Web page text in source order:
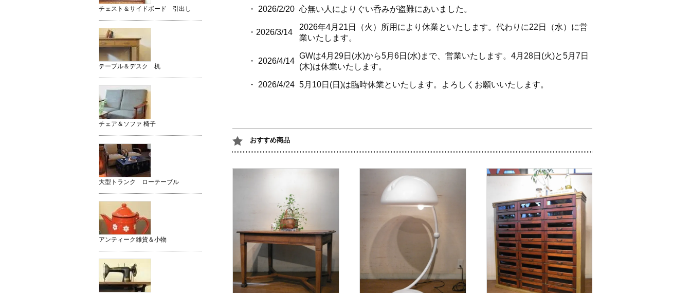
・ 2026/2/20 心無い人によりぐい呑みが盗難にあいました。
・2026/3/14
2026年4月21日（火）所用により休業といたします。代わりに22日（水）に営
業いたします。
・ 2026/4/14
GWは4月29日(水)から5月6日(水)まで、営業いたします。4月28日(火)と5月7日
(木)は休業いたします。
・ 2026/4/24 5月10日(日)は臨時休業といたします。よろしくお願いいたします。
おすすめ商品
チェスト＆サイドボード 引出し
テーブル＆デスク 机
チェア＆ソファ 椅子
大型トランク ローテーブル
アンティーク雑貨＆小物